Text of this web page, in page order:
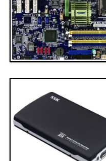
Linh kiện 3
Giá: 6,000,000 VND
Xem chi tiết
Đặt hàng
Giá: 9,000,000 VND
Xem chi tiết
Thanh toán ngay